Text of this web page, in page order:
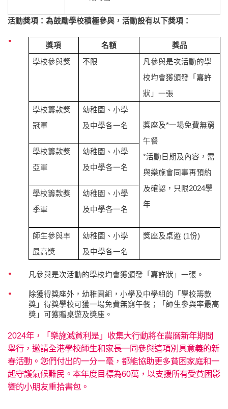
活動獎項：為鼓勵學校積極參與，活動設有以下獎項：
獎項 名額
獎品
學校參與獎
不限
凡參與是次活動的學
校均會獲頒發「嘉許
狀」一張
學校籌款獎
冠軍
幼稚園、小學
及中學各一名
獎座及*一場免費無窮
午餐
*活動日期及內容，需
與樂施會同事再預約
及確認，只限2024學
年
學校籌款獎
亞軍
幼稚園、小學
及中學各一名
學校籌款獎
季軍
幼稚園、小學
及中學各一名
師生參與率
最高獎
幼稚園、小學
及中學各一名
獎座及桌遊 (1份)
凡參與是次活動的學校均會獲頒發「嘉許狀」一張。
除獲得獎座外，幼稚園組，小學及中學組的「學校籌款
獎」得獎學校可獲一場免費無窮午餐；「師生參與率最高
獎」可獲贈桌遊及獎座。
2024年，「樂施滅貧利是」收集大行動將在農曆新年期間
舉行，邀請全港學校師生和家長一同參與這項別具意義的新
春活動。您們付出的一分一毫，都能協助更多貧困家庭和一
起守護氣候難民。本年度目標為60萬，以支援所有受貧困影
響的小朋友重拾書包。